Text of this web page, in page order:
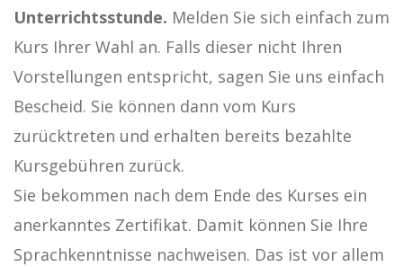
Unterrichtsstunde. Melden Sie sich einfach zum
Kurs Ihrer Wahl an. Falls dieser nicht Ihren
Vorstellungen entspricht, sagen Sie uns einfach
Bescheid. Sie können dann vom Kurs
zurücktreten und erhalten bereits bezahlte
Kursgebühren zurück.
Sie bekommen nach dem Ende des Kurses ein
anerkanntes Zertifikat. Damit können Sie Ihre
Sprachkenntnisse nachweisen. Das ist vor allem